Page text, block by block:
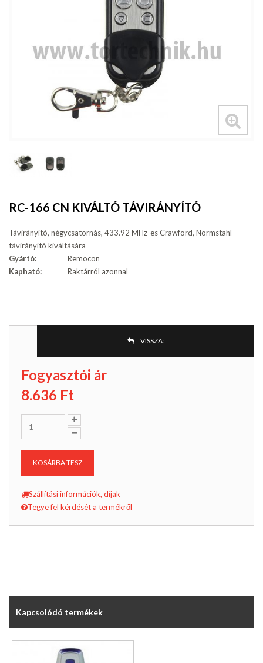
RC-166 CN KIVÁLTÓ TÁVIRÁNYÍTÓ
Távirányító, négycsatornás, 433.92 MHz-es Crawford, Normstahl
távirányító kiváltására
Gyártó:
Remocon
Kapható:
Raktárról azonnal
VISSZA:
Fogyasztói ár
8.636 Ft
KOSÁRBA TESZ
Szállítási információk, díjak
Tegye fel kérdését a termékről
Kapcsolódó termékek